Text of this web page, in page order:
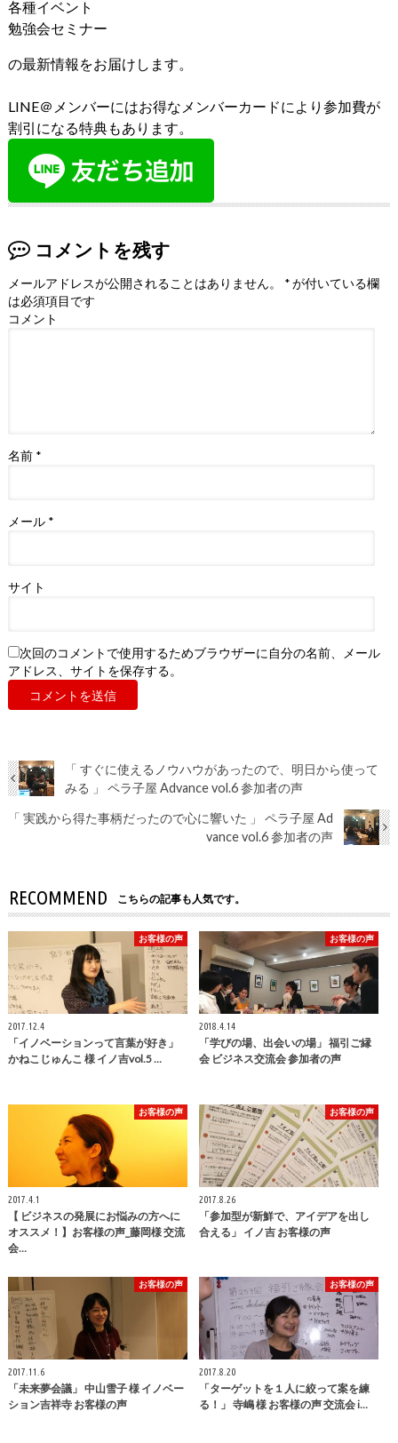
各種イベント
勉強会セミナー
の最新情報をお届けします。
LINE＠メンバーにはお得なメンバーカードにより参加費が
割引になる特典もあります。
コメントを残す
メールアドレスが公開されることはありません。 *が付いている欄
は必須項目です
コメント
名前 *
メール *
サイト
次回のコメントで使用するためブラウザーに自分の名前、メール
アドレス、サイトを保存する。
「 すぐに使えるノウハウがあったので、明日から使って
みる 」 ペラ子屋 Advance vol.6 参加者の声
「 実践から得た事柄だったので心に響いた 」 ペラ子屋 Ad
vance vol.6 参加者の声
RECOMMEND こちらの記事も人気です。
お客様の声
2017.12.4
「イノベーションって言葉が好き」
かねこじゅんこ 様 イノ吉vol.5 …
お客様の声
2018.4.14
「学びの場、出会いの場」 福引ご縁
会 ビジネス交流会 参加者の声
お客様の声
2017.4.1
【 ビジネスの発展にお悩みの方へに
オススメ！】お客様の声_藤岡様 交流
会…
お客様の声
2017.8.26
「参加型が新鮮で、アイデアを出し
合える」 イノ吉 お客様の声
お客様の声
2017.11.6
「未来夢会議」 中山雪子 様 イノベー
ション吉祥寺 お客様の声
お客様の声
2017.8.20
「ターゲットを１人に絞って案を練
る！」 寺嶋 様 お客様の声 交流会 i…